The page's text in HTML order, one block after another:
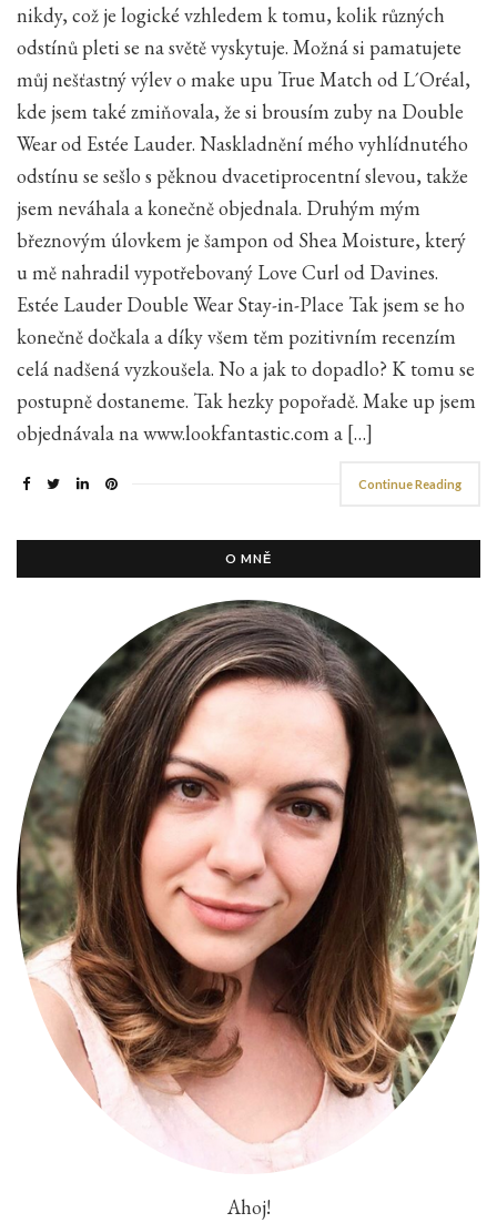
nikdy, což je logické vzhledem k tomu, kolik různých
odstínů pleti se na světě vyskytuje. Možná si pamatujete
můj nešťastný výlev o make upu True Match od L´Oréal,
kde jsem také zmiňovala, že si brousím zuby na Double
Wear od Estée Lauder. Naskladnění mého vyhlídnutého
odstínu se sešlo s pěknou dvacetiprocentní slevou, takže
jsem neváhala a konečně objednala. Druhým mým
březnovým úlovkem je šampon od Shea Moisture, který
u mě nahradil vypotřebovaný Love Curl od Davines.
Estée Lauder Double Wear Stay-in-Place Tak jsem se ho
konečně dočkala a díky všem těm pozitivním recenzím
celá nadšená vyzkoušela. No a jak to dopadlo? K tomu se
postupně dostaneme. Tak hezky popořadě. Make up jsem
objednávala na www.lookfantastic.com a […]
Continue Reading
O MNĚ
Ahoj!